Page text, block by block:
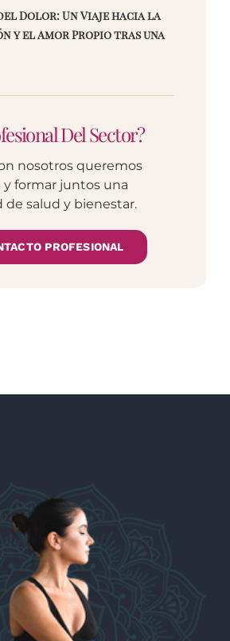
Dolor: Un Viaje hacia la
y el Amor Propio tras una
Del Sector?
nosotros queremos
formar juntos una
salud y bienestar.
PROFESIONAL